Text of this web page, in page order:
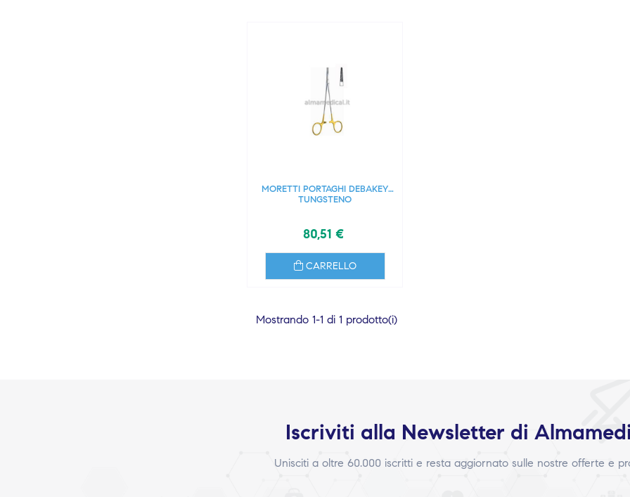
MORETTI PORTAGHI DEBAKEY
TUNGSTENO
80,51 €
CARRELLO
Mostrando 1-1 di 1 prodotto(i)
Iscriviti alla Newsletter di
Unisciti a oltre 60.000 iscritti e resta aggiornato sulle nostre offerte e